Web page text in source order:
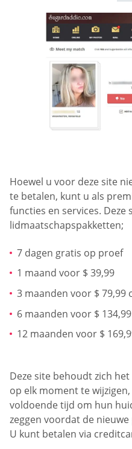
Hoewel u voor deze site
te betalen, kunt u als
functies en services.
lidmaatschapspakketten;
7 dagen gratis op proef
1 maand voor $ 39,99
3 maanden voor $ 79,99
6 maanden voor $
12 maanden voor $
Deze site behoudt zich
op elk moment te
voldoende tijd om hun
zeggen voordat de
U kunt betalen via